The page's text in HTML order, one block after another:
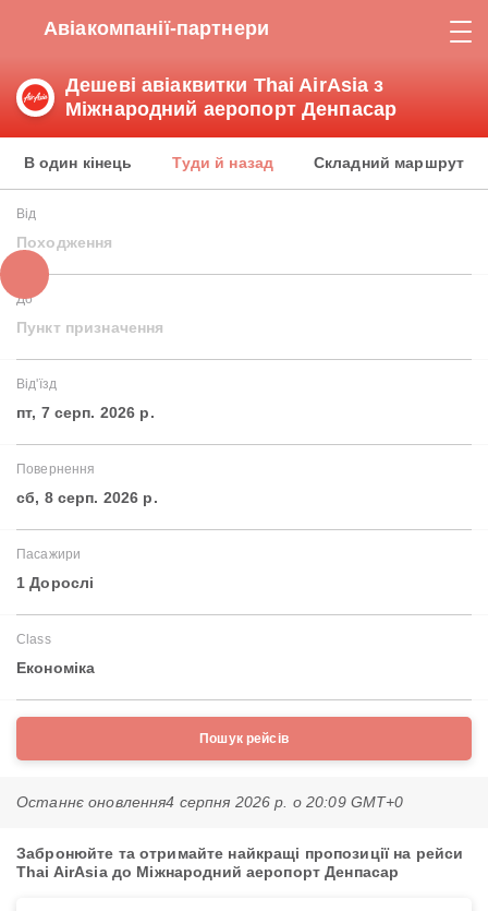
Авіакомпанії-партнери
Дешеві авіаквитки Thai AirAsia з
Міжнародний аеропорт Денпасар
В один кінець Туди й назад Складний маршрут
Від
Походження
До
Пункт призначення
Від'їзд
пт, 7 серп. 2026 р.
Повернення
сб, 8 серп. 2026 р.
Пасажири
1 Дорослі
Class
Економіка
Пошук рейсів
Останнє оновлення4 серпня 2026 р. о 20:09 GMT+0
Забронюйте та отримайте найкращі пропозиції на рейси
Thai AirAsia до Міжнародний аеропорт Денпасар